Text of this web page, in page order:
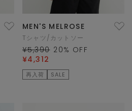
MEN'S MELROSE
Tシャツ/カットソー
¥5,390 20% OFF
¥4,312
再入荷 SALE